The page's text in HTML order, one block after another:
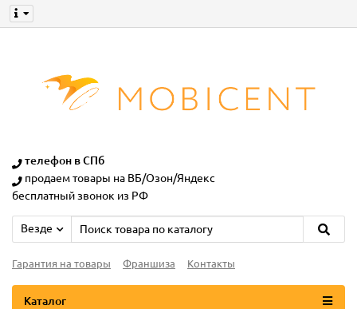
телефон в СПб
продаем товары на ВБ/Озон/Яндекс
бесплатный звонок из РФ
Везде
Гарантия на товары Франшиза Контакты
Каталог